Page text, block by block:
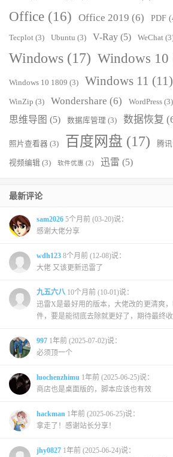
Office (16) Office 2019 (6) PDF
Tecplot (3) Ubuntu (3) V-Ray (5) WeChat
Windows (17) Windows 10
Windows 10 1809 (3) Windows 11 (11)
WinZip (3) Wondershare (6) WordPress (3)
思维导图 (5) 数据库管理 (3) 数据恢复
照片查看器 (3) 百度网盘 (17) 腾
视频编辑 (3) 软件优惠 (2) 迅雷 (5)
最新评论
sam2026 5个月前 (03-20)说：
感谢大佬分享
wdh123 8个月前 (12-08)说：
大佬 又该更新迅雷了
九五六八 10个月前 (10-01)说：
迅雷X是最好用的版本，大佬改的更清爽
件，要是能彻底去除就更好了，期待最终
997 1年前 (2025-07-02)说：
必须顶一个
luochenzhimu 1年前 (2025-06-25)说：
商店也是桌面版的，脚本应该也有效
hackman 1年前 (2025-06-25)说：
拿走了！感谢站长分享！
jhy0827 1年前 (2025-06-24)说：